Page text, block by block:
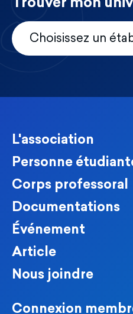
L'association
Personne
Corps professoral
Documentations
Événement
Article
Nous joindre
Connexion
Trouver mon
Choisissez un